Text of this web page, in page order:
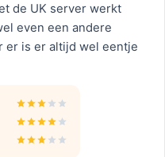
de UK server werkt
even een andere
er is er altijd wel eentje